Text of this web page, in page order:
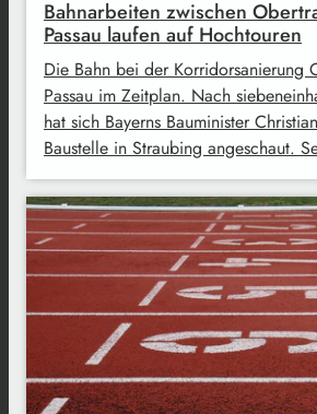
Bahnarbeiten zwischen
Passau laufen auf Hochtouren
Die Bahn bei der Korridorsanierung
Passau im Zeitplan. Nach
hat sich Bayerns Bauminister
Baustelle in Straubing angeschaut.